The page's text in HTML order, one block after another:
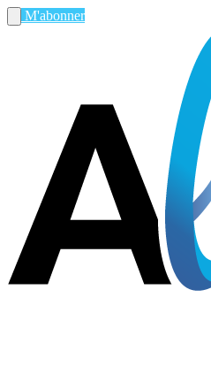
M'abonner